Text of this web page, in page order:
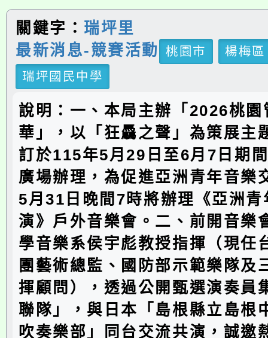
關鍵字： 瑞坪里
最新消息-競賽活動
桃園市
楊梅區
瑞坪國民中學
說明：一、本局主辦「2026桃園
華」，以「狂驫之聲」為策展主
訂於115年5月29日至6月7日期
廣場辦理，為促進亞洲青年音樂
5月31日晚間7時將辦理《亞洲青
演》戶外音樂會。二、前開音樂
學音樂系侯宇彪教授指揮（現任
團藝術總監、國防部示範樂隊及
揮顧問），透過公開甄選演奏員
聯隊」，與日本「島根縣立島根
吹奏樂部」同台交流共演，誠邀